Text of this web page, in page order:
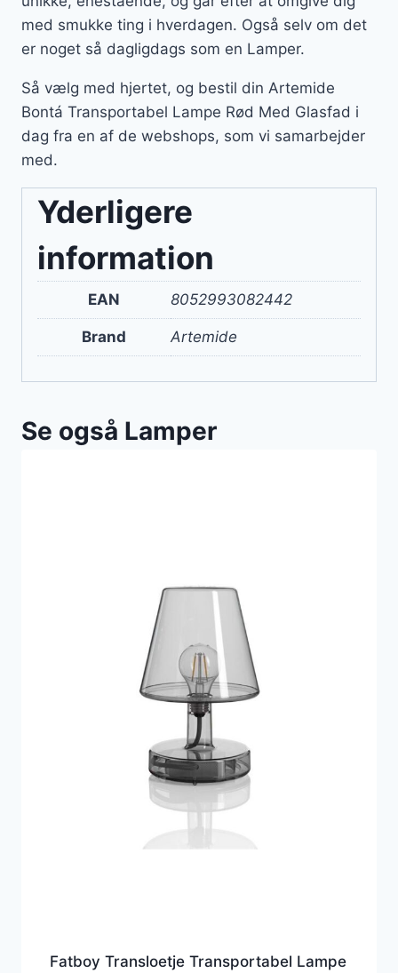
med smukke ting i hverdagen. Også selv om det
er noget så dagligdags som en Lamper.
Så vælg med hjertet, og bestil din Artemide
Bontá Transportabel Lampe Rød Med Glasfad i
dag fra en af de webshops, som vi samarbejder
med.
Yderligere
information
EAN 8052993082442
Brand Artemide
Se også Lamper
Fatboy Transloetje Transportabel Lampe